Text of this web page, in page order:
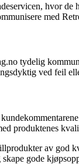
hvor de
med
tydelig
ved feil
produktenes
av god
gode